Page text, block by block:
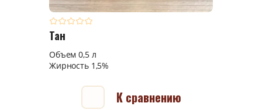
Тан
Объем 0,5 л
Жирность 1,5%
К сравнению